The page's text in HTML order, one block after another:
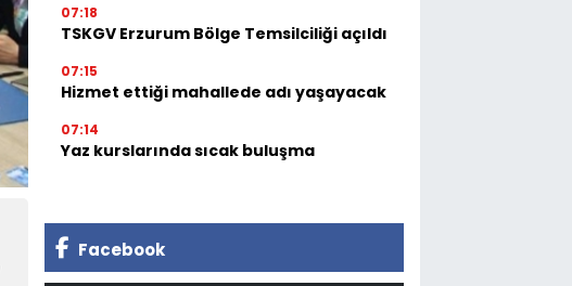
07:18
TSKGV Erzurum Bölge Temsilciliği açıldı
07:15
Hizmet ettiği mahallede adı yaşayacak
07:14
Yaz kurslarında sıcak buluşma
Facebook